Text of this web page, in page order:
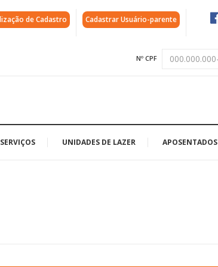
de Cadastro Cadastrar Usuário-parente
Nº CPF
SERVIÇOS UNIDADES DE LAZER APOSENTADOS